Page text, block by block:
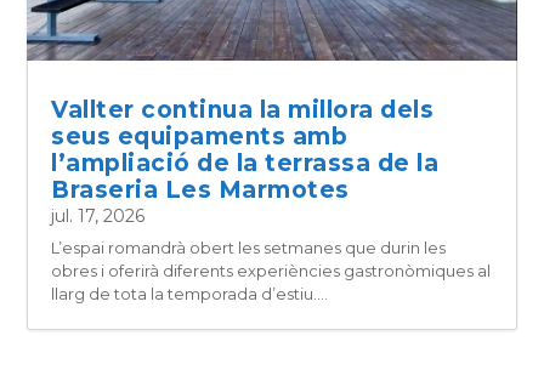
Vallter continua la millora dels
seus equipaments amb
l’ampliació de la terrassa de la
Braseria Les Marmotes
jul. 17, 2026
L’espai romandrà obert les setmanes que durin les
obres i oferirà diferents experiències gastronòmiques al
llarg de tota la temporada d’estiu....